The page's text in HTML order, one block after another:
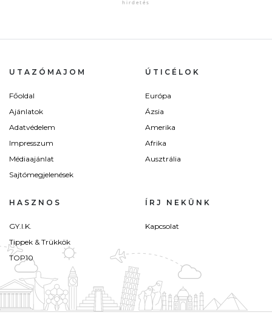
UTAZÓMAJOM
Főoldal
Ajánlatok
Adatvédelem
Impresszum
Médiaajánlat
Sajtómegjelenések
ÚTICÉLOK
Európa
Ázsia
Amerika
Afrika
Ausztrália
HASZNOS
GY.I.K.
Tippek & Trükkök
TOP10
ÍRJ NEKÜNK
Kapcsolat